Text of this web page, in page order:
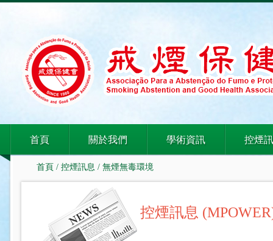
首頁 關於我們 學術資訊 控煙
首頁 / 控煙訊息 / 無煙無毒環境
控煙訊息